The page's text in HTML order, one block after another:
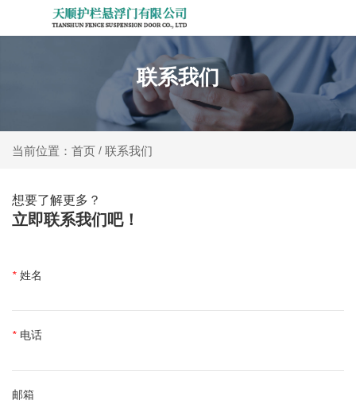
联系我们
当前位置：首页 / 联系我们
想要了解更多？
立即联系我们吧！
* 姓名
* 电话
邮箱